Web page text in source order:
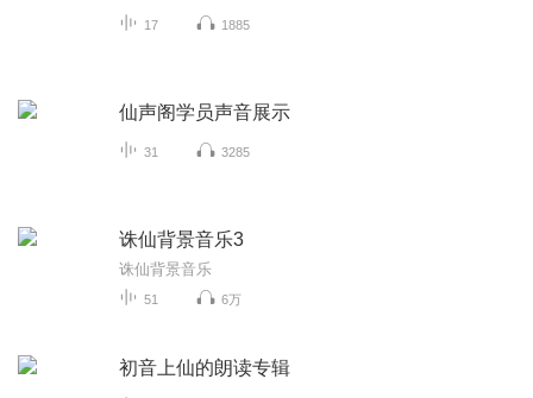
17 1885
仙声阁学员声音展示
31 3285
诛仙背景音乐3
诛仙背景音乐
51 6万
初音上仙的朗读专辑